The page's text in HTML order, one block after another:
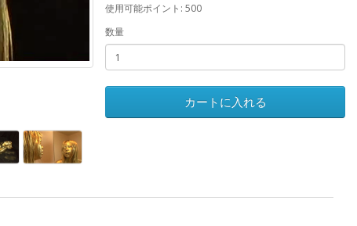
使用可能ポイント: 500
数量
カートに入れる